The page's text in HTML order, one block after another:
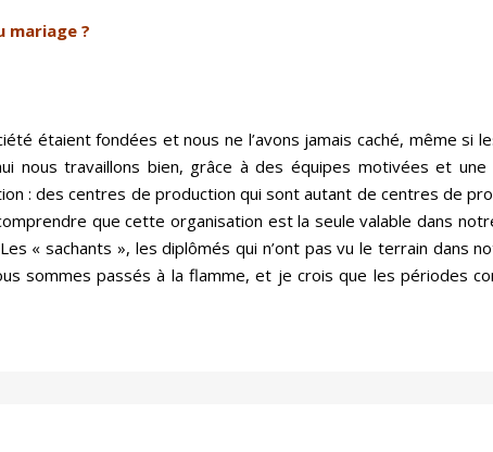
mariage ?
étaient fondées et nous ne l’avons jamais caché, même si
nous travaillons bien, grâce à des équipes motivées et une
: des centres de production qui sont autant de centres de
que cette organisation est la seule valable dans
« sachants », les diplômés qui n’ont pas vu le terrain dans
sommes passés à la flamme, et je crois que les périodes